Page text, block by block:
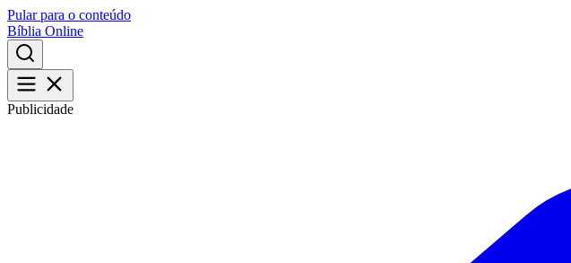
Pular para o conteúdo
Bíblia Online
Publicidade